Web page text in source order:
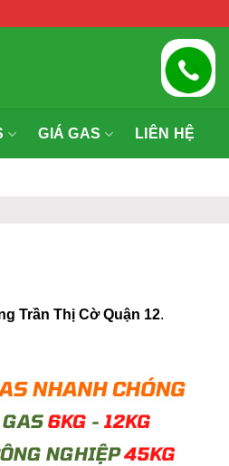
GIÁ GAS LIÊN HỆ
Trần Thị Cờ Quận 12.